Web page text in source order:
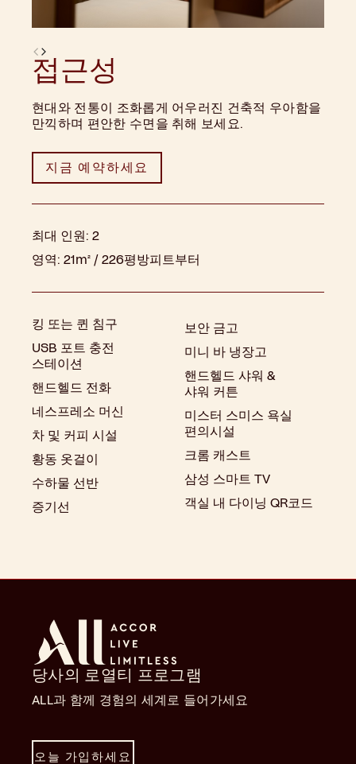
접근성
현대와 전통이 조화롭게 어우러진 건축적 우아함을
만끽하며 편안한 수면을 취해 보세요.
지금 예약하세요
최대 인원: 2
영역: 21m² / 226평방피트부터
킹 또는 퀸 침구
USB 포트 충전
스테이션
핸드헬드 전화
네스프레소 머신
차 및 커피 시설
황동 옷걸이
수하물 선반
증기선
보안 금고
미니 바 냉장고
핸드헬드 샤워 &
샤워 커튼
미스터 스미스 욕실
편의시설
크롬 캐스트
삼성 스마트 TV
객실 내 다이닝 QR코드
당사의 로열티 프로그램
ALL과 함께 경험의 세계로 들어가세요
오늘 가입하세요